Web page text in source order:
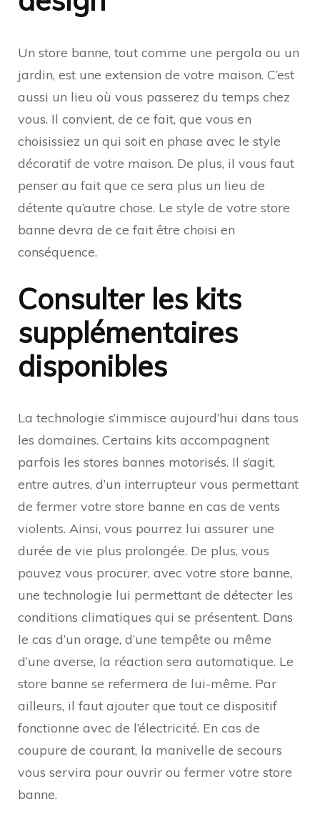
Un store banne, tout comme une pergola ou un
jardin, est une extension de votre maison. C’est
aussi un lieu où vous passerez du temps chez
vous. Il convient, de ce fait, que vous en
choisissiez un qui soit en phase avec le style
décoratif de votre maison. De plus, il vous faut
penser au fait que ce sera plus un lieu de
détente qu’autre chose. Le style de votre store
banne devra de ce fait être choisi en
conséquence.
Consulter les kits
supplémentaires
disponibles
La technologie s’immisce aujourd’hui dans tous
les domaines. Certains kits accompagnent
parfois les stores bannes motorisés. Il s’agit,
entre autres, d’un interrupteur vous permettant
de fermer votre store banne en cas de vents
violents. Ainsi, vous pourrez lui assurer une
durée de vie plus prolongée. De plus, vous
pouvez vous procurer, avec votre store banne,
une technologie lui permettant de détecter les
conditions climatiques qui se présentent. Dans
le cas d’un orage, d’une tempête ou même
d’une averse, la réaction sera automatique. Le
store banne se refermera de lui-même. Par
ailleurs, il faut ajouter que tout ce dispositif
fonctionne avec de l’électricité. En cas de
coupure de courant, la manivelle de secours
vous servira pour ouvrir ou fermer votre store
banne.